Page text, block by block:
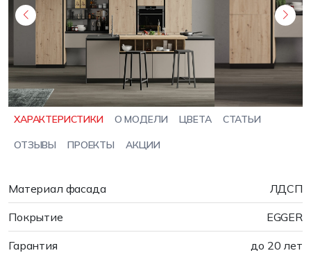
ХАРАКТЕРИСТИКИ О МОДЕЛИ ЦВЕТА СТАТЬИ
ОТЗЫВЫ ПРОЕКТЫ АКЦИИ
Материал фасада ЛДСП
Покрытие EGGER
Гарантия до 20 лет